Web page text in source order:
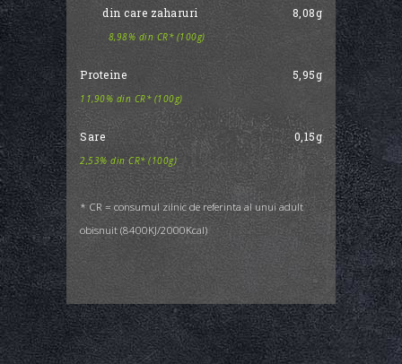
din care zaharuri 8,08g
8,98% din CR* (100g)
Proteine 5,95g
11,90% din CR* (100g)
Sare 0,15g
2,53% din CR* (100g)
* CR = consumul zilnic de referinta al unui adult
obisnuit (8400KJ/2000Kcal)